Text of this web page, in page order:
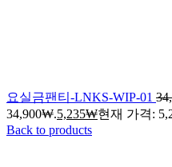
요실금팬티-LNKS-WIP-01
34,900₩.5,235₩현재 가격:
Back to products